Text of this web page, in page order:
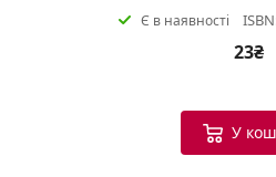
Є в наявності
23₴
У